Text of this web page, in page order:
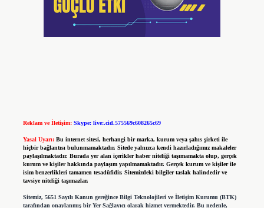
Reklam ve İletişim: Skype: live:.cid.575569c608265c69
Yasal Uyarı: Bu internet sitesi, herhangi bir marka, kurum veya şahıs şirketi ile
hiçbir bağlantısı bulunmamaktadır. Sitede yalnızca kendi hazırladığımız makaleler
paylaşılmaktadır. Burada yer alan içerikler haber niteliği taşımamakta olup, gerçek
kurum ve kişiler hakkında paylaşım yapılmamaktadır. Gerçek kurum ve kişiler ile
isim benzerlikleri tamamen tesadüfidir. Sitemizdeki bilgiler taslak halindedir ve
tavsiye niteliği taşımazlar.
Sitemiz, 5651 Sayılı Kanun gereğince Bilgi Teknolojileri ve İletişim Kurumu (BTK)
tarafından onaylanmış bir Yer Sağlayıcı olarak hizmet vermektedir. Bu nedenle,